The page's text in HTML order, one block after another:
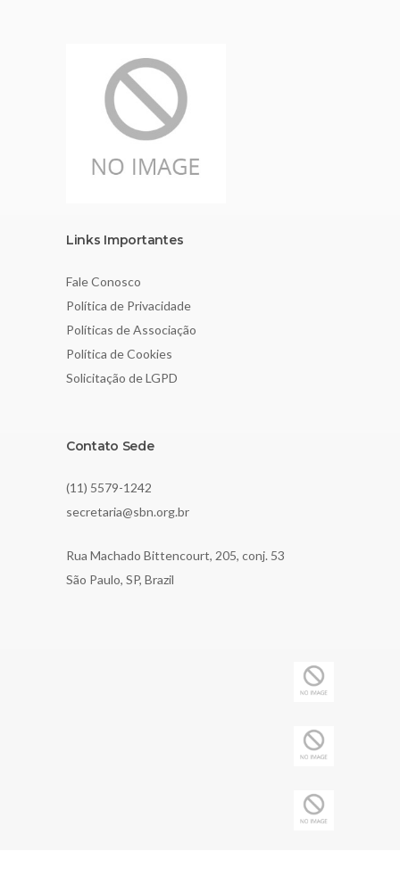
Links Importantes
Fale Conosco
Política de Privacidade
Políticas de Associação
Política de Cookies
Solicitação de LGPD
Contato Sede
(11) 5579-1242
secretaria@sbn.org.br
Rua Machado Bittencourt, 205, conj. 53
São Paulo, SP, Brazil